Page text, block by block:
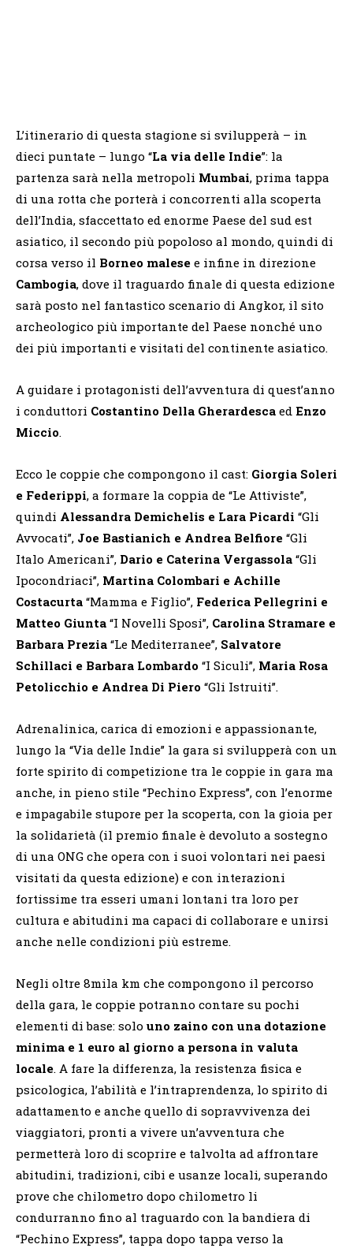
L’itinerario di questa stagione si svilupperà – in
dieci puntate – lungo “La via delle Indie”: la
partenza sarà nella metropoli Mumbai, prima tappa
di una rotta che porterà i concorrenti alla scoperta
dell’India, sfaccettato ed enorme Paese del sud est
asiatico, il secondo più popoloso al mondo, quindi di
corsa verso il Borneo malese e infine in direzione
Cambogia, dove il traguardo finale di questa edizione
sarà posto nel fantastico scenario di Angkor, il sito
archeologico più importante del Paese nonché uno
dei più importanti e visitati del continente asiatico.
A guidare i protagonisti dell’avventura di quest’anno
i conduttori Costantino Della Gherardesca ed Enzo
Miccio.
Ecco le coppie che compongono il cast: Giorgia Soleri
e Federippi, a formare la coppia de “Le Attiviste”,
quindi Alessandra Demichelis e Lara Picardi “Gli
Avvocati”, Joe Bastianich e Andrea Belfiore “Gli
Italo Americani”, Dario e Caterina Vergassola “Gli
Ipocondriaci”, Martina Colombari e Achille
Costacurta “Mamma e Figlio”, Federica Pellegrini e
Matteo Giunta “I Novelli Sposi”, Carolina Stramare e
Barbara Prezia “Le Mediterranee”, Salvatore
Schillaci e Barbara Lombardo “I Siculi”, Maria Rosa
Petolicchio e Andrea Di Piero “Gli Istruiti”.
Adrenalinica, carica di emozioni e appassionante,
lungo la “Via delle Indie” la gara si svilupperà con un
forte spirito di competizione tra le coppie in gara ma
anche, in pieno stile “Pechino Express”, con l’enorme
e impagabile stupore per la scoperta, con la gioia per
la solidarietà (il premio finale è devoluto a sostegno
di una ONG che opera con i suoi volontari nei paesi
visitati da questa edizione) e con interazioni
fortissime tra esseri umani lontani tra loro per
cultura e abitudini ma capaci di collaborare e unirsi
anche nelle condizioni più estreme.
Negli oltre 8mila km che compongono il percorso
della gara, le coppie potranno contare su pochi
elementi di base: solo uno zaino con una dotazione
minima e 1 euro al giorno a persona in valuta
locale. A fare la differenza, la resistenza fisica e
psicologica, l’abilità e l’intraprendenza, lo spirito di
adattamento e anche quello di sopravvivenza dei
viaggiatori, pronti a vivere un’avventura che
permetterà loro di scoprire e talvolta ad affrontare
abitudini, tradizioni, cibi e usanze locali, superando
prove che chilometro dopo chilometro li
condurranno fino al traguardo con la bandiera di
“Pechino Express”, tappa dopo tappa verso la